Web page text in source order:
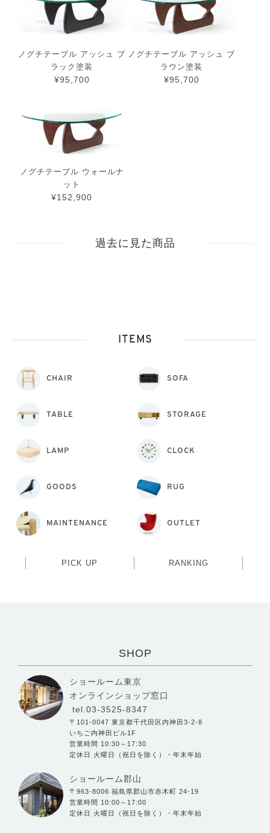
ノグチテーブル アッシュ ブ
ラック塗装
¥95,700
ノグチテーブル アッシュ ブ
ラウン塗装
¥95,700
ノグチテーブル ウォールナ
ット
¥152,900
過去に見た商品
ITEMS
CHAIR SOFA
TABLE STORAGE
LAMP CLOCK
GOODS RUG
MAINTENANCE OUTLET
PICK UP RANKING
SHOP
ショールーム東京
オンラインショップ窓口
tel.03-3525-8347
〒101-0047 東京都千代田区内神田3-2-8
いちご内神田ビル1F
営業時間 10:30～17:30
定休日 火曜日（祝日を除く）・年末年始
ショールーム郡山
〒963-8006 福島県郡山市赤木町 24-19
営業時間 10:00～17:00
定休日 火曜日（祝日を除く）・年末年始